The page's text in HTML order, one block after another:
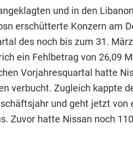
und in den Libanon
erschütterte Konzern am
des noch bis zum 31.
ein Fehlbetrag von 26,09
Vorjahresquartal hatte
verbucht. Zugleich kappte
und geht jetzt von
Zuvor hatte Nissan noch